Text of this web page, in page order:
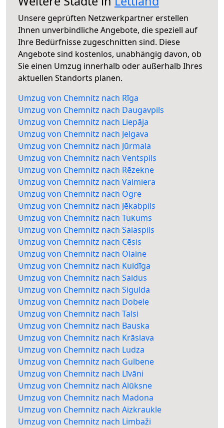
Unsere geprüften Netzwerkpartner erstellen
Ihnen unverbindliche Angebote, die speziell auf
Ihre Bedürfnisse zugeschnitten sind. Diese
Angebote sind kostenlos, unabhängig davon, ob
Sie einen Umzug innerhalb oder außerhalb Ihres
aktuellen Standorts planen.
Umzug von Chemnitz nach Rīga
Umzug von Chemnitz nach Daugavpils
Umzug von Chemnitz nach Liepāja
Umzug von Chemnitz nach Jelgava
Umzug von Chemnitz nach Jūrmala
Umzug von Chemnitz nach Ventspils
Umzug von Chemnitz nach Rēzekne
Umzug von Chemnitz nach Valmiera
Umzug von Chemnitz nach Ogre
Umzug von Chemnitz nach Jēkabpils
Umzug von Chemnitz nach Tukums
Umzug von Chemnitz nach Salaspils
Umzug von Chemnitz nach Cēsis
Umzug von Chemnitz nach Olaine
Umzug von Chemnitz nach Kuldīga
Umzug von Chemnitz nach Saldus
Umzug von Chemnitz nach Sigulda
Umzug von Chemnitz nach Dobele
Umzug von Chemnitz nach Talsi
Umzug von Chemnitz nach Bauska
Umzug von Chemnitz nach Krāslava
Umzug von Chemnitz nach Ludza
Umzug von Chemnitz nach Gulbene
Umzug von Chemnitz nach Līvāni
Umzug von Chemnitz nach Alūksne
Umzug von Chemnitz nach Madona
Umzug von Chemnitz nach Aizkraukle
Umzug von Chemnitz nach Limbaži